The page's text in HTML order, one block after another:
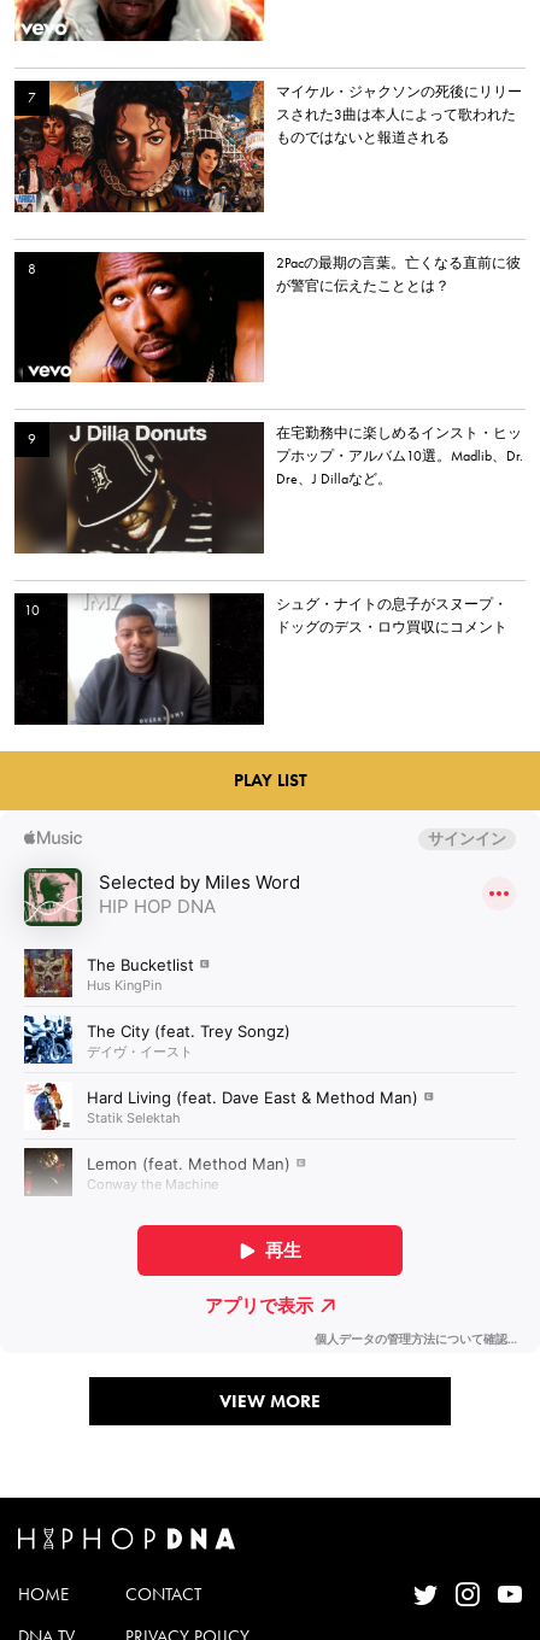
マイケル・ジャクソンの死後にリリー
スされた3曲は本人によって歌われた
ものではないと報道される
2Pacの最期の言葉。亡くなる直前に彼
が警官に伝えたこととは？
在宅勤務中に楽しめるインスト・ヒッ
プホップ・アルバム10選。Madlib、Dr.
Dre、J Dillaなど。
シュグ・ナイトの息子がスヌープ・
ドッグのデス・ロウ買収にコメント
PLAY LIST
VIEW MORE
HOME
CONTACT